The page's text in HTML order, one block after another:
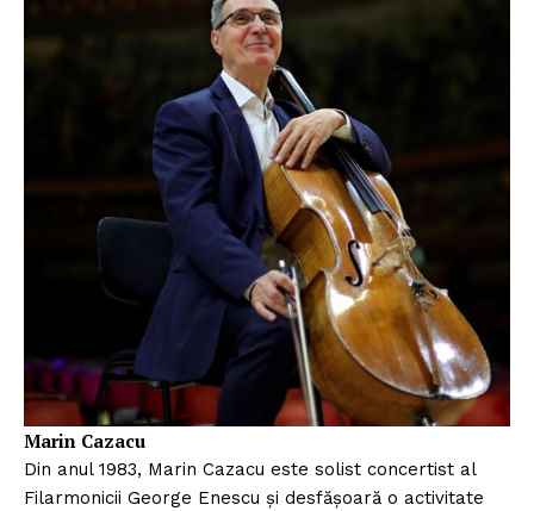
Marin Cazacu
Din anul 1983, Marin Cazacu este solist concertist al
Filarmonicii George Enescu și desfășoară o activitate